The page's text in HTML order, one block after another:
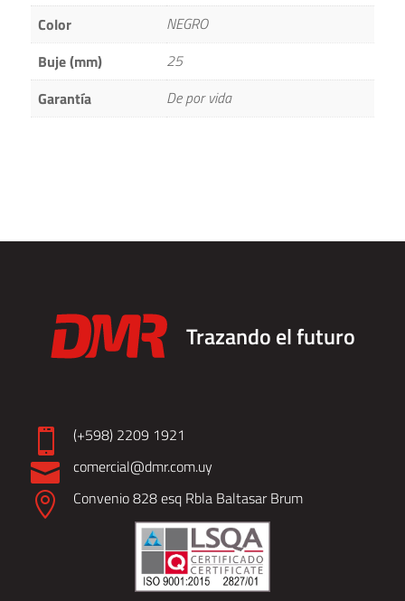
Color
NEGRO
Buje (mm)
25
Garantía
De por vida
Trazando el futuro
 (+598) 2209 1921
 comercial@dmr.com.uy
 Convenio 828 esq Rbla Baltasar Brum